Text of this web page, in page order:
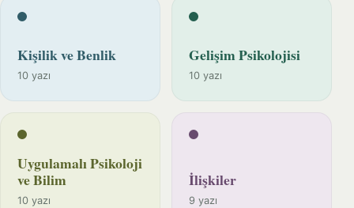
Kişilik ve Benlik
10 yazı
Gelişim Psikolojisi
10 yazı
Uygulamalı Psikoloji
ve Bilim
10 yazı
İlişkiler
9 yazı